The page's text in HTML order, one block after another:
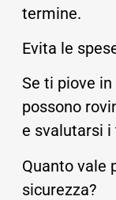
termine.
Evita le
Se ti piove
possono
e svalutarsi
Quanto vale
sicurezza?